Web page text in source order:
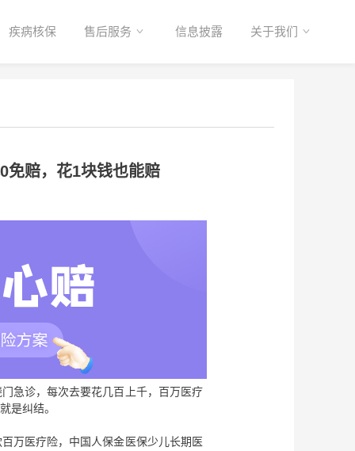
疾病核保 售后服务 信息披露 关于我们
免赔，花1块钱也能赔
急诊，每次去要花几百上千，百万医疗
是纠结。
万医疗险，中国人保金医保少儿长期医